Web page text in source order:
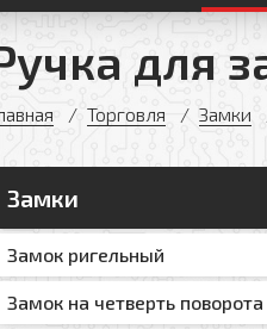
для
Торговля Замки
Замки
Замок ригельный
Замок на четверть поворота